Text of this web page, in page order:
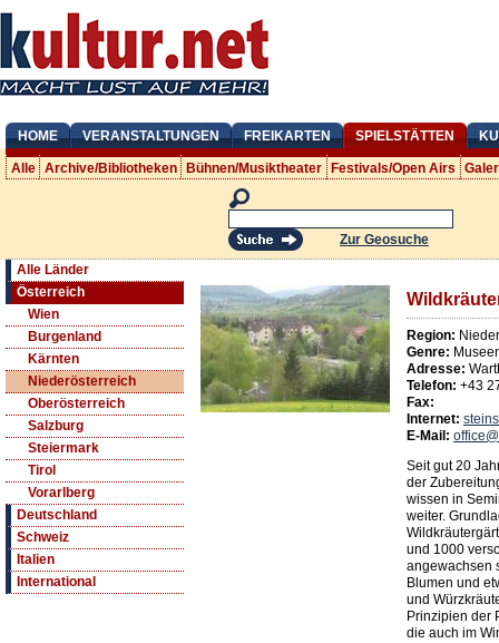
HOME VERANSTALTUNGEN FREIKARTEN SPIELSTÄTTEN
Alle Archive/Bibliotheken Bühnen/Musiktheater Festivals/Open Airs
Zur Geosuche
Alle Länder
Österreich
Wien
Burgenland
Kärnten
Niederösterreich
Oberösterreich
Salzburg
Steiermark
Tirol
Vorarlberg
Deutschland
Schweiz
Italien
International
Region:
Genre:
Adresse:
Telefon: +43
Fax:
Internet:
E-Mail:
Seit gut 20
der
wissen in
weiter.
und 1000
angewachsen
Blumen und
und
Prinzipien der
die auch im